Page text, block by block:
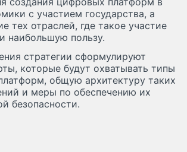
с участием государства, а
тех отраслей, где такое участие
наибольшую пользу.
стратегии сформулируют
которые будут охватывать типы
общую архитектуру таких
и меры по обеспечению их
безопасности.